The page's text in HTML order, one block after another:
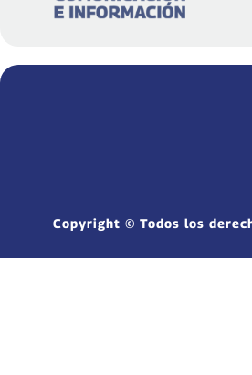
Copyright © Todos los